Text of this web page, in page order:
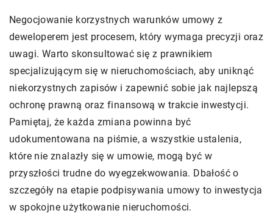
Negocjowanie korzystnych warunków umowy z
deweloperem jest procesem, który wymaga precyzji oraz
uwagi. Warto skonsultować się z prawnikiem
specjalizującym się w nieruchomościach, aby uniknąć
niekorzystnych zapisów i zapewnić sobie jak najlepszą
ochronę prawną oraz finansową w trakcie inwestycji.
Pamiętaj, że każda zmiana powinna być
udokumentowana na piśmie, a wszystkie ustalenia,
które nie znalazły się w umowie, mogą być w
przyszłości trudne do wyegzekwowania. Dbałość o
szczegóły na etapie podpisywania umowy to inwestycja
w spokojne użytkowanie nieruchomości.